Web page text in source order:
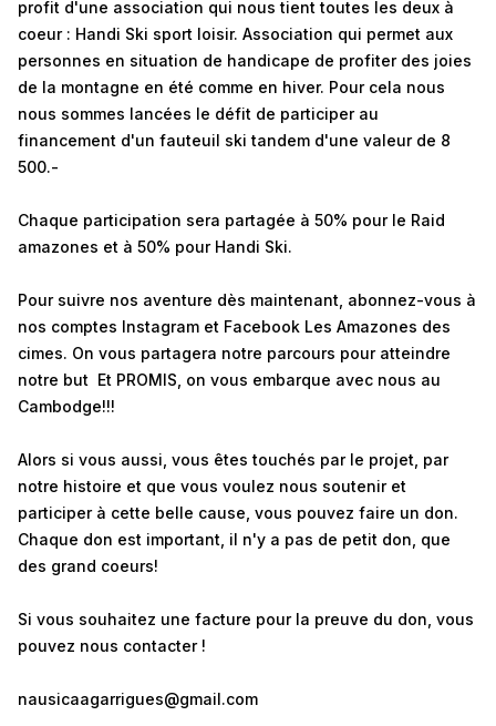
profit d'une association qui nous tient toutes les deux à
coeur : Handi Ski sport loisir. Association qui permet aux
personnes en situation de handicape de profiter des joies
de la montagne en été comme en hiver. Pour cela nous
nous sommes lancées le défit de participer au
financement d'un fauteuil ski tandem d'une valeur de 8
500.-
Chaque participation sera partagée à 50% pour le Raid
amazones et à 50% pour Handi Ski.
Pour suivre nos aventure dès maintenant, abonnez-vous à
nos comptes Instagram et Facebook Les Amazones des
cimes. On vous partagera notre parcours pour atteindre
notre but Et PROMIS, on vous embarque avec nous au
Cambodge!!!
Alors si vous aussi, vous êtes touchés par le projet, par
notre histoire et que vous voulez nous soutenir et
participer à cette belle cause, vous pouvez faire un don.
Chaque don est important, il n'y a pas de petit don, que
des grand coeurs!
Si vous souhaitez une facture pour la preuve du don, vous
pouvez nous contacter !
nausicaagarrigues@gmail.com